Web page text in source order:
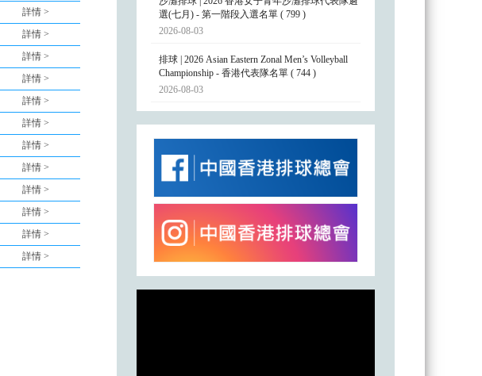
詳情 >
詳情 >
詳情 >
詳情 >
詳情 >
詳情 >
詳情 >
詳情 >
詳情 >
詳情 >
詳情 >
詳情 >
選(七月) - 第一階段入選名單 ( 799 )
2026-08-03
排球 | 2026 Asian Eastern Zonal Men’s Volleyball
Championship - 香港代表隊名單 ( 744 )
2026-08-03